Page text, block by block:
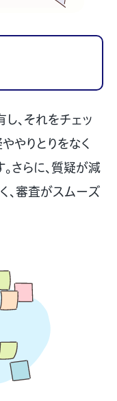
、それをチェッ
やりとりをなく
さらに、質疑が減
、審査がスムーズ